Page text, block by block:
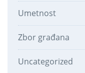
Umetnost
Zbor građana
Uncategorized